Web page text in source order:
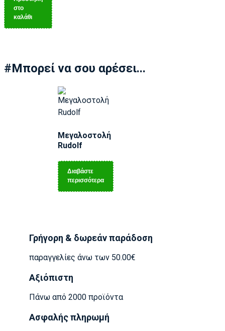
στο
καλάθι
#Μπορεί να σου αρέσει...
Μεγαλοστολή
Rudolf
Διαβάστε
περισσότερα
Γρήγορη & δωρεάν παράδοση
παραγγελίες άνω των 50.00€
Αξιόπιστη
Πάνω από 2000 προϊόντα
Ασφαλής πληρωμή